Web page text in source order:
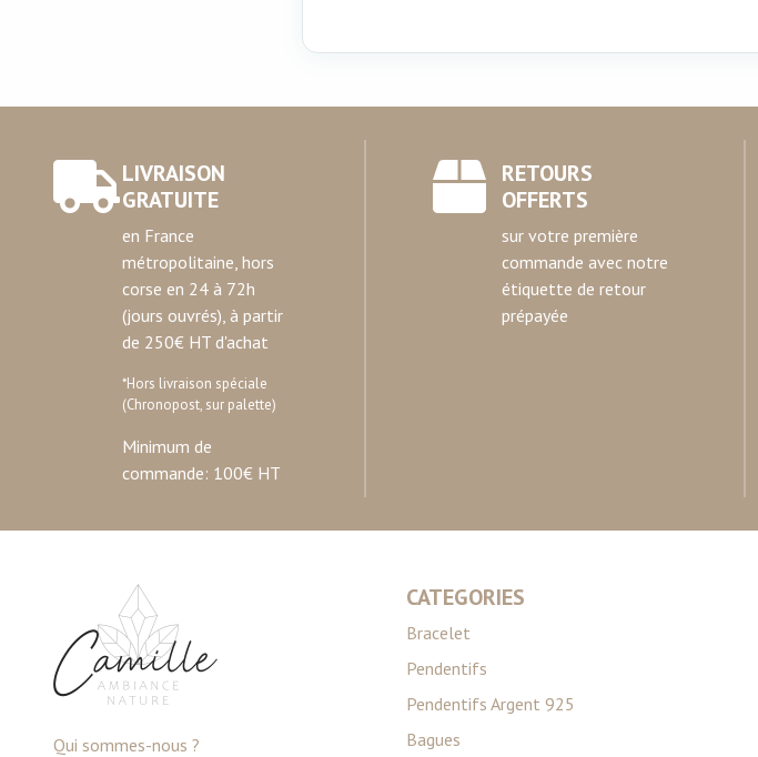
LIVRAISON
GRATUITE
en France
métropolitaine, hors
corse en 24 à 72h
(jours ouvrés), à partir
de 250€ HT d'achat
*Hors livraison spéciale
(Chronopost, sur palette)
Minimum de
commande: 100€ HT
RETOURS
OFFERTS
sur votre première
commande avec notre
étiquette de retour
prépayée
Qui sommes-nous ?
CATEGORIES
Bracelet
Pendentifs
Pendentifs Argent 925
Bagues